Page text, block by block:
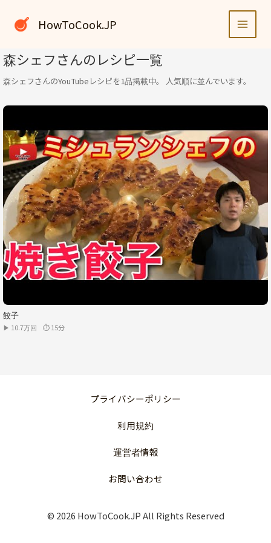
キ
ッ
HowToCook.JP
森シェフさんのレシピ一覧
森シェフさんのYouTubeレシピを1品掲載中。 人気順に並んでいます。
餃子
▶ 10.7万回 ⏱ 15分
プライバシーポリシー
利用規約
運営者情報
お問い合わせ
© 2026 HowToCook.JP All Rights Reserved